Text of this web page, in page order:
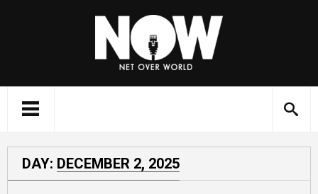
DAY: DECEMBER 2, 2025